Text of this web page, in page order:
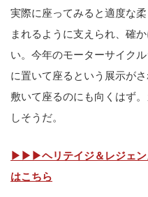
実際に座ってみると適度な
まれるように支えられ、確
い。今年のモーターサイク
に置いて座るという展示が
敷いて座るのにも向くはず
しそうだ。
▶▶▶ヘリテイジ＆レジェン
はこちら